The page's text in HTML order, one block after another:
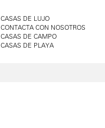
CASAS DE LUJO
CONTACTA CON NOSOTROS
CASAS DE CAMPO
CASAS DE PLAYA